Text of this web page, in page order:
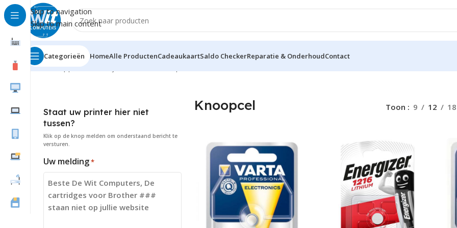
Skip to navigation
Skip to main content
Categorieën HomeAlle ProductenCadeaukaartSaldo CheckerReparatie & OnderhoudContact
Home Supplies
Staat uw printer hier niet
tussen?
Klik op de knop melden om onderstaand bericht te
versturen.
Uw melding*
Knoopcel Toon 9 12 18